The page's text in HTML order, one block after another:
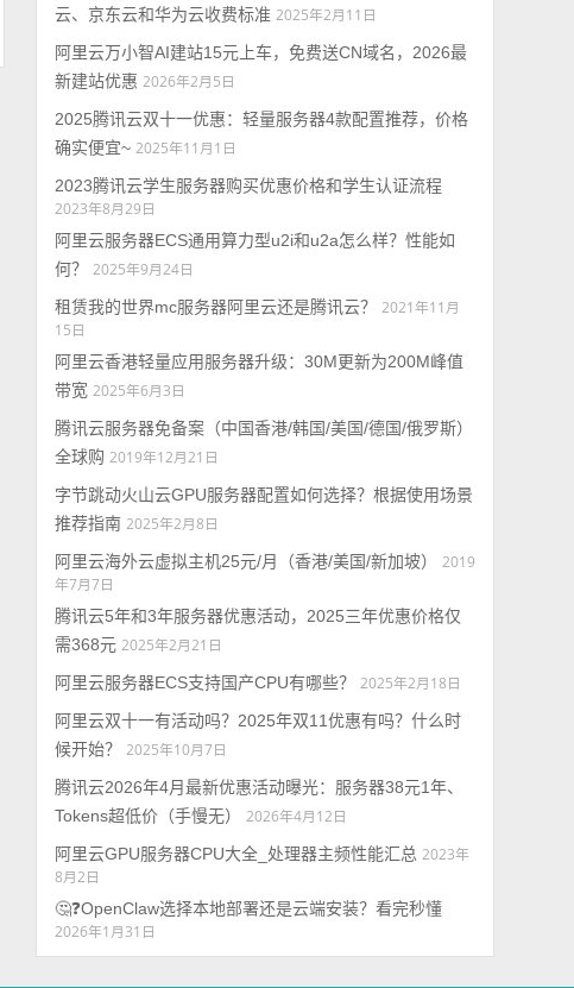
云、京东云和华为云收费标准 2025年2月11日
阿里云万小智AI建站15元上车，免费送CN域名，2026最
新建站优惠 2026年2月5日
2025腾讯云双十一优惠：轻量服务器4款配置推荐，价格
确实便宜~ 2025年11月1日
2023腾讯云学生服务器购买优惠价格和学生认证流程
2023年8月29日
阿里云服务器ECS通用算力型u2i和u2a怎么样？性能如
何？
2025年9月24日
租赁我的世界mc服务器阿里云还是腾讯云？
2021年11月
15日
阿里云香港轻量应用服务器升级：30M更新为200M峰值
带宽 2025年6月3日
腾讯云服务器免备案（中国香港/韩国/美国/德国/俄罗斯）
全球购 2019年12月21日
字节跳动火山云GPU服务器配置如何选择？根据使用场景
推荐指南 2025年2月8日
阿里云海外云虚拟主机25元/月（香港/美国/新加坡）
2019
年7月7日
腾讯云5年和3年服务器优惠活动，2025三年优惠价格仅
需368元 2025年2月21日
阿里云服务器ECS支持国产CPU有哪些？
2025年2月18日
阿里云双十一有活动吗？2025年双11优惠有吗？什么时
候开始？
2025年10月7日
腾讯云2026年4月最新优惠活动曝光：服务器38元1年、
Tokens超低价（手慢无）
2026年4月12日
阿里云GPU服务器CPU大全_处理器主频性能汇总 2023年
8月2日
🤔❓OpenClaw选择本地部署还是云端安装？看完秒懂
2026年1月31日